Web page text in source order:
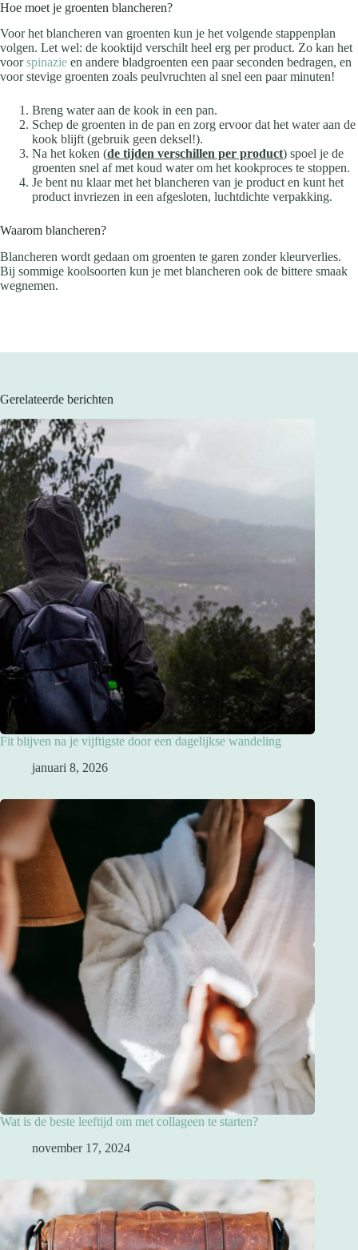
Hoe moet je groenten blancheren?
Voor het blancheren van groenten kun je het volgende stappenplan
volgen. Let wel: de kooktijd verschilt heel erg per product. Zo kan het
voorspinazie en andere bladgroenten een paar seconden bedragen, en
voor stevige groenten zoals peulvruchten al snel een paar minuten!
Breng water aan de kook in een pan.
Schep de groenten in de pan en zorg ervoor dat het water aan de
kook blijft (gebruik geen deksel!).
Na het koken (de tijden verschillen per product) spoel je de
groenten snel af met koud water om het kookproces te stoppen.
Je bent nu klaar met het blancheren van je product en kunt het
product invriezen in een afgesloten, luchtdichte verpakking.
Waarom blancheren?
Blancheren wordt gedaan om groenten te garen zonder kleurverlies.
Bij sommige koolsoorten kun je met blancheren ook de bittere smaak
wegnemen.
Gerelateerde berichten
Fit blijven na je vijftigste door een dagelijkse wandeling
januari 8, 2026
Wat is de beste leeftijd om met collageen te starten?
november 17, 2024